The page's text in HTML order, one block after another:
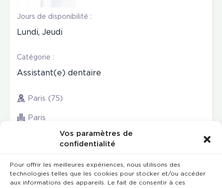
Vos paramètres de
confidentialité
Pour offrir les meilleures expériences, nous utilisons des
technologies telles que les cookies pour stocker et/ou accéder
aux informations des appareils. Le fait de consentir à ces
Jours de disponibilité :
Lundi, Jeudi
Catégorie :
Assistant(e) dentaire
Paris (75)
Paris